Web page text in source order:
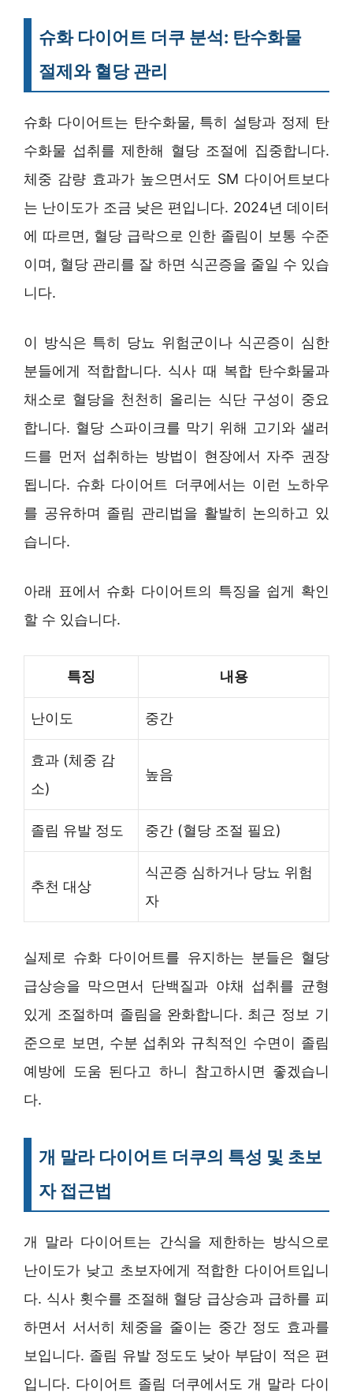
슈화 다이어트 더쿠 분석: 탄수화물
절제와 혈당 관리
슈화 다이어트는 탄수화물, 특히 설탕과 정제 탄
수화물 섭취를 제한해 혈당 조절에 집중합니다.
체중 감량 효과가 높으면서도 SM 다이어트보다
는 난이도가 조금 낮은 편입니다. 2024년 데이터
에 따르면, 혈당 급락으로 인한 졸림이 보통 수준
이며, 혈당 관리를 잘 하면 식곤증을 줄일 수 있습
니다.
이 방식은 특히 당뇨 위험군이나 식곤증이 심한
분들에게 적합합니다. 식사 때 복합 탄수화물과
채소로 혈당을 천천히 올리는 식단 구성이 중요
합니다. 혈당 스파이크를 막기 위해 고기와 샐러
드를 먼저 섭취하는 방법이 현장에서 자주 권장
됩니다. 슈화 다이어트 더쿠에서는 이런 노하우
를 공유하며 졸림 관리법을 활발히 논의하고 있
습니다.
아래 표에서 슈화 다이어트의 특징을 쉽게 확인
할 수 있습니다.
특징 내용
난이도 중간
효과 (체중 감
소)
높음
졸림 유발 정도 중간 (혈당 조절 필요)
추천 대상
식곤증 심하거나 당뇨 위험
자
실제로 슈화 다이어트를 유지하는 분들은 혈당
급상승을 막으면서 단백질과 야채 섭취를 균형
있게 조절하며 졸림을 완화합니다. 최근 정보 기
준으로 보면, 수분 섭취와 규칙적인 수면이 졸림
예방에 도움 된다고 하니 참고하시면 좋겠습니
다.
개 말라 다이어트 더쿠의 특성 및 초보
자 접근법
개 말라 다이어트는 간식을 제한하는 방식으로
난이도가 낮고 초보자에게 적합한 다이어트입니
다. 식사 횟수를 조절해 혈당 급상승과 급하를 피
하면서 서서히 체중을 줄이는 중간 정도 효과를
보입니다. 졸림 유발 정도도 낮아 부담이 적은 편
입니다. 다이어트 졸림 더쿠에서도 개 말라 다이